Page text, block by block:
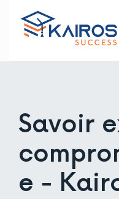
Savoir
e -